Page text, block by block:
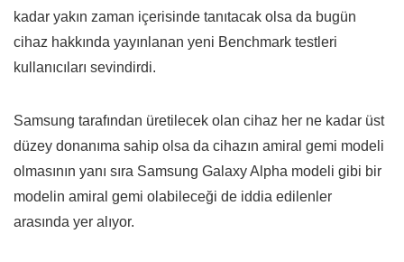
kadar yakın zaman içerisinde tanıtacak olsa da bugün
cihaz hakkında yayınlanan yeni Benchmark testleri
kullanıcıları sevindirdi.
Samsung tarafından üretilecek olan cihaz her ne kadar üst
düzey donanıma sahip olsa da cihazın amiral gemi modeli
olmasının yanı sıra Samsung Galaxy Alpha modeli gibi bir
modelin amiral gemi olabileceği de iddia edilenler
arasında yer alıyor.